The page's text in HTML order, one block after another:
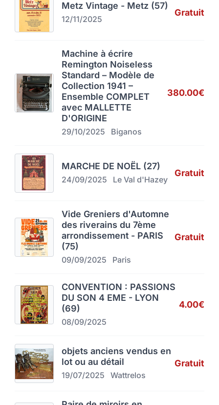
Metz Vintage - Metz (57)
12/11/2025
Gratuit
Machine à écrire
Remington Noiseless
Standard – Modèle de
Collection 1941 –
Ensemble COMPLET
avec MALLETTE
D'ORIGINE
29/10/2025 Biganos
380.00€
MARCHE DE NOËL (27)
24/09/2025 Le Val d'Hazey
Gratuit
Vide Greniers d'Automne
des riverains du 7ème
arrondissement - PARIS
(75)
09/09/2025 Paris
Gratuit
CONVENTION : PASSIONS
DU SON 4 EME - LYON
(69)
08/09/2025
4.00€
objets anciens vendus en
lot ou au détail
19/07/2025 Wattrelos
Gratuit